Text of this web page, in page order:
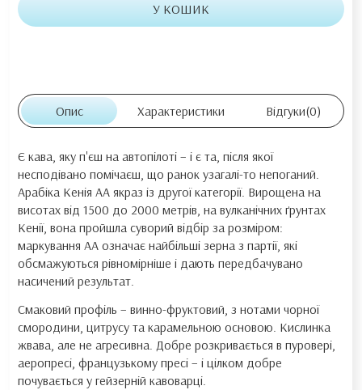
У КОШИК
Опис Характеристики Відгуки(0)
Є кава, яку п'єш на автопілоті – і є та, після якої
несподівано помічаєш, що ранок узагалі-то непоганий.
Арабіка Кенія АА якраз із другої категорії. Вирощена на
висотах від 1500 до 2000 метрів, на вулканічних ґрунтах
Кенії, вона пройшла суворий відбір за розміром:
маркування АА означає найбільші зерна з партії, які
обсмажуються рівномірніше і дають передбачувано
насичений результат.
Смаковий профіль – винно-фруктовий, з нотами чорної
смородини, цитрусу та карамельною основою. Кислинка
жвава, але не агресивна. Добре розкривається в пуровері,
аеропресі, французькому пресі – і цілком добре
почувається у гейзерній кавоварці.